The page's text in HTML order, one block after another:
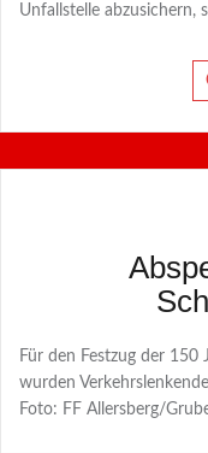
Unfallstelle abzusichern,
Für den Festzug der 150
wurden
Foto: FF Allersberg/